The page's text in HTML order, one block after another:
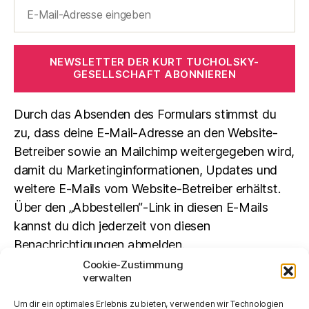
Cookie-Zustimmung
verwalten
Um dir ein optimales Erlebnis zu bieten, verwenden wir Technologien
NEWSLETTER DER KURT TUCHOLSKY-
GESELLSCHAFT ABONNIEREN
Durch das Absenden des Formulars stimmst du
zu, dass deine E-Mail-Adresse an den Website-
Betreiber sowie an Mailchimp weitergegeben wird,
damit du Marketinginformationen, Updates und
weitere E-Mails vom Website-Betreiber erhältst.
Über den „Abbestellen“-Link in diesen E-Mails
kannst du dich jederzeit von diesen
Benachrichtigungen abmelden.